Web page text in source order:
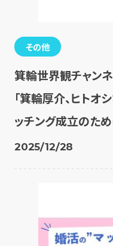
その他
箕輪世界観チャンネ
「箕輪厚介、ヒトオ
ッチング成立のため
2025/12/28